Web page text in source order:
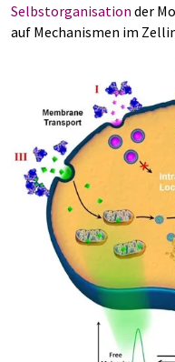
Selbstorganisation der
auf Mechanismen im